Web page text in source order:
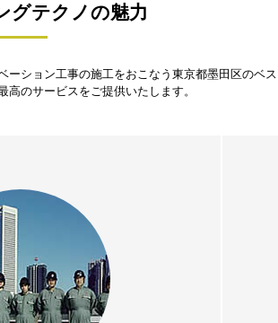
グテクノの魅力
ション工事の施工をおこなう東京都墨田区のベス
高のサービスをご提供いたします。